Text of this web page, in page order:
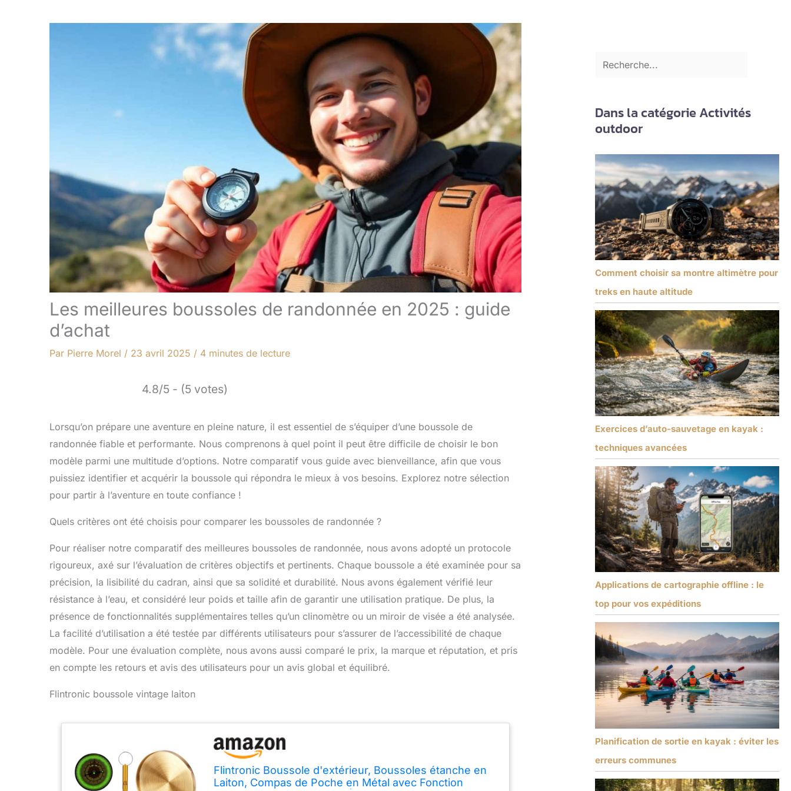
Les meilleures boussoles de randonnée en 2025 : guide
d’achat
Par Pierre Morel / 23 avril 2025 / 4 minutes de lecture
4.8/5 - (5 votes)
Lorsqu’on prépare une aventure en pleine nature, il est essentiel de s’équiper d’une boussole de
randonnée fiable et performante. Nous comprenons à quel point il peut être difficile de choisir le bon
modèle parmi une multitude d’options. Notre comparatif vous guide avec bienveillance, afin que vous
puissiez identifier et acquérir la boussole qui répondra le mieux à vos besoins. Explorez notre sélection
pour partir à l’aventure en toute confiance !
Quels critères ont été choisis pour comparer les boussoles de randonnée ?
Pour réaliser notre comparatif des meilleures boussoles de randonnée, nous avons adopté un protocole
rigoureux, axé sur l’évaluation de critères objectifs et pertinents. Chaque boussole a été examinée pour sa
précision, la lisibilité du cadran, ainsi que sa solidité et durabilité. Nous avons également vérifié leur
résistance à l’eau, et considéré leur poids et taille afin de garantir une utilisation pratique. De plus, la
présence de fonctionnalités supplémentaires telles qu’un clinomètre ou un miroir de visée a été analysée.
La facilité d’utilisation a été testée par différents utilisateurs pour s’assurer de l’accessibilité de chaque
modèle. Pour une évaluation complète, nous avons aussi comparé le prix, la marque et réputation, et pris
en compte les retours et avis des utilisateurs pour un avis global et équilibré.
Flintronic boussole vintage laiton
Flintronic Boussole d'extérieur, Boussoles étanche en
Laiton, Compas de Poche en Métal avec Fonction
Dans la catégorie Activités
outdoor
Comment choisir sa montre altimètre pour
treks en haute altitude
Exercices d’auto-sauvetage en kayak :
techniques avancées
Applications de cartographie offline : le
top pour vos expéditions
Planification de sortie en kayak : éviter les
erreurs communes